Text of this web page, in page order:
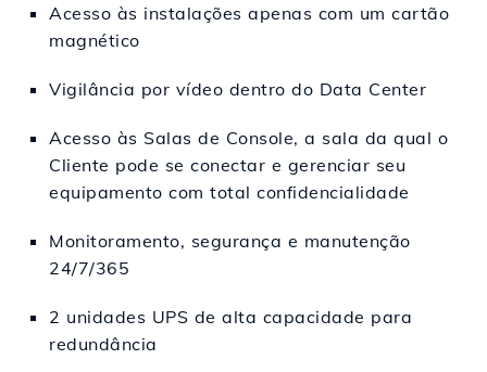
Acesso às instalações apenas com um cartão
magnético
Vigilância por vídeo dentro do Data Center
Acesso às Salas de Console, a sala da qual o
Cliente pode se conectar e gerenciar seu
equipamento com total confidencialidade
Monitoramento, segurança e manutenção
24/7/365
2 unidades UPS de alta capacidade para
redundância